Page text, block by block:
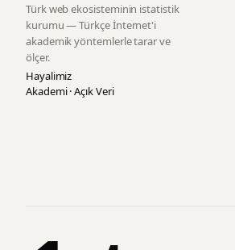
Türk web ekosisteminin istatistik
kurumu — Türkçe İnternet'i
akademik yöntemlerle tarar ve
ölçer.
Hayalimiz
Akademi · Açık Veri